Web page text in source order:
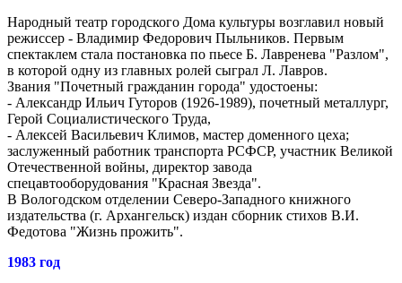
Народный театр городского Дома культуры возглавил новый
режиссер - Владимир Федорович Пыльников. Первым
спектаклем стала постановка по пьесе Б. Лавренева "Разлом",
в которой одну из главных ролей сыграл Л. Лавров.
Звания "Почетный гражданин города" удостоены:
- Александр Ильич Гуторов (1926-1989), почетный металлург,
Герой Социалистического Труда,
- Алексей Васильевич Климов, мастер доменного цеха;
заслуженный работник транспорта РСФСР, участник Великой
Отечественной войны, директор завода
спецавтооборудования "Красная Звезда".
В Вологодском отделении Северо-Западного книжного
издательства (г. Архангельск) издан сборник стихов В.И.
Федотова "Жизнь прожить".
1983 год